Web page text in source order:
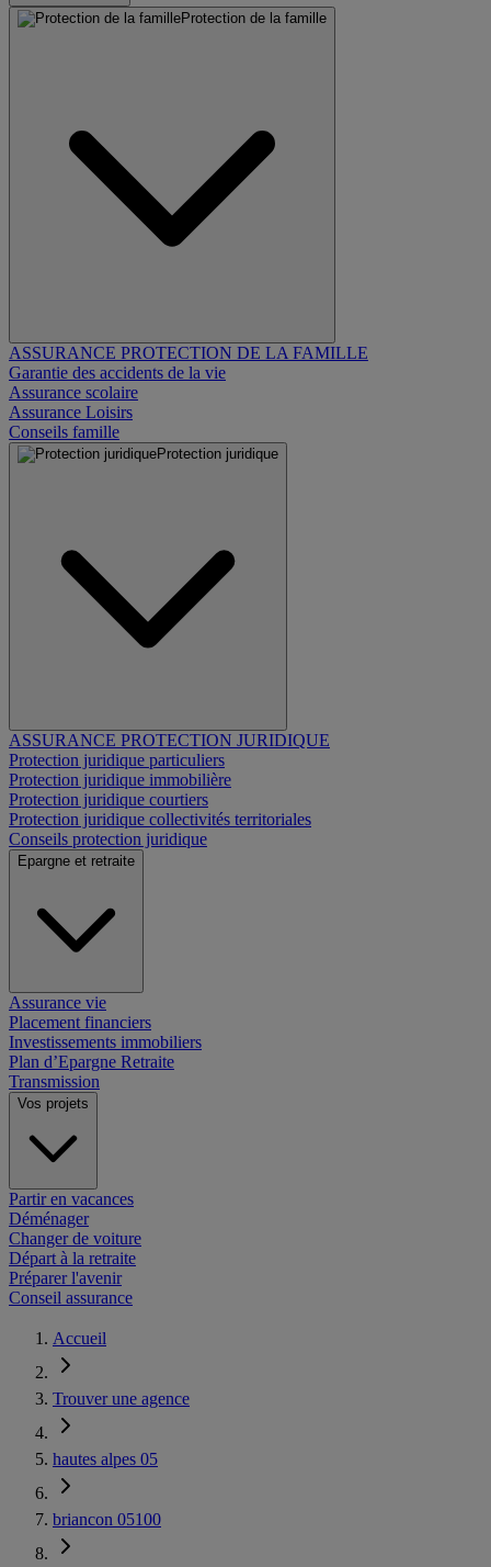
Protection de la famille
ASSURANCE PROTECTION DE LA FAMILLE
Garantie des accidents de la vie
Assurance scolaire
Assurance Loisirs
Conseils famille
Protection juridique
ASSURANCE PROTECTION JURIDIQUE
Protection juridique particuliers
Protection juridique immobilière
Protection juridique courtiers
Protection juridique collectivités territoriales
Conseils protection juridique
Epargne et retraite
Assurance vie
Placement financiers
Investissements immobiliers
Plan d’Epargne Retraite
Transmission
Vos projets
Partir en vacances
Déménager
Changer de voiture
Départ à la retraite
Préparer l'avenir
Conseil assurance
Accueil
Trouver une agence
hautes alpes 05
briancon 05100